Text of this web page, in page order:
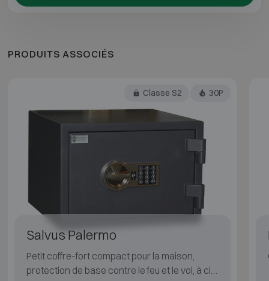
PRODUITS ASSOCIÉS
Classe S2 30P
Salvus Palermo
Petit coffre-fort compact pour la maison,
protection de base contre le feu et le vol, à clé